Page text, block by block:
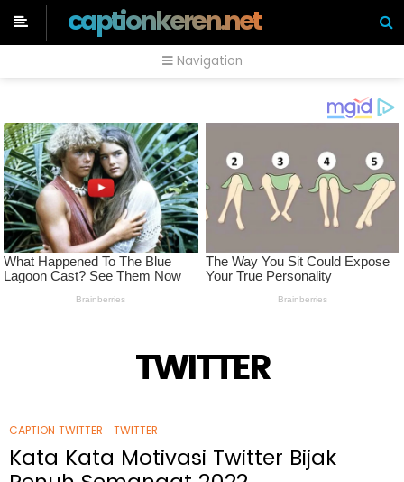
captionkeren.net
Navigation
TWITTER
CAPTION TWITTER TWITTER
Kata Kata Motivasi Twitter Bijak